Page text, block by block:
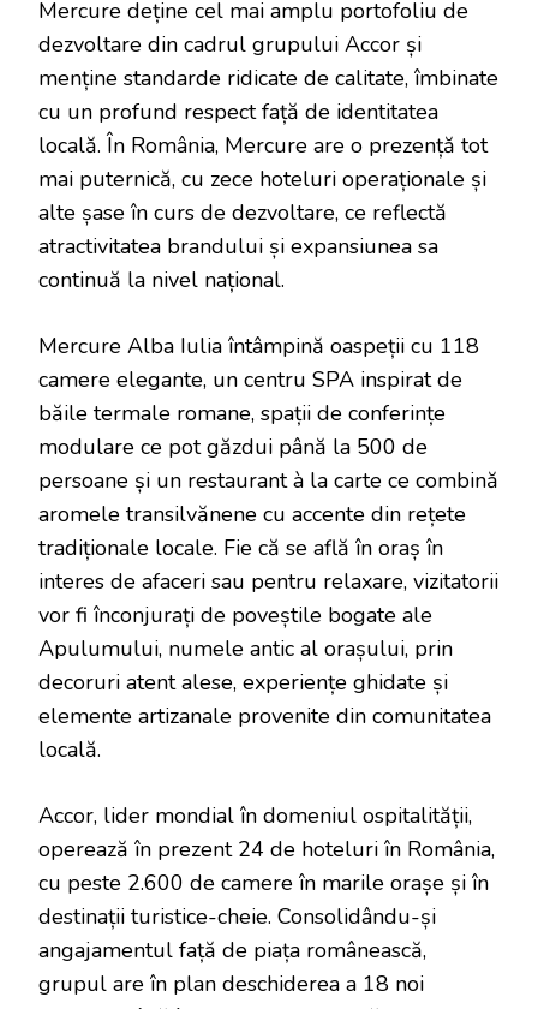
Mercure deține cel mai amplu portofoliu de
dezvoltare din cadrul grupului Accor și
menține standarde ridicate de calitate, îmbinate
cu un profund respect față de identitatea
locală. În România, Mercure are o prezență tot
mai puternică, cu zece hoteluri operaționale și
alte șase în curs de dezvoltare, ce reflectă
atractivitatea brandului și expansiunea sa
continuă la nivel național.
Mercure Alba Iulia întâmpină oaspeții cu 118
camere elegante, un centru SPA inspirat de
băile termale romane, spații de conferințe
modulare ce pot găzdui până la 500 de
persoane și un restaurant à la carte ce combină
aromele transilvănene cu accente din rețete
tradiționale locale. Fie că se află în oraș în
interes de afaceri sau pentru relaxare, vizitatorii
vor fi înconjurați de poveștile bogate ale
Apulumului, numele antic al orașului, prin
decoruri atent alese, experiențe ghidate și
elemente artizanale provenite din comunitatea
locală.
Accor, lider mondial în domeniul ospitalității,
operează în prezent 24 de hoteluri în România,
cu peste 2.600 de camere în marile orașe și în
destinații turistice-cheie. Consolidându-și
angajamentul față de piața românească,
grupul are în plan deschiderea a 18 noi